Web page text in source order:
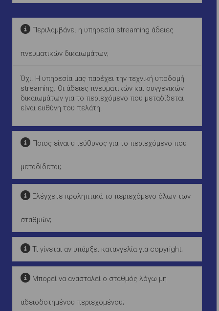
Περιλαμβάνει η υπηρεσία streaming άδειες
πνευματικών δικαιωμάτων;
Όχι. Η υπηρεσία μας παρέχει την τεχνική υποδομή
streaming. Οι άδειες πνευματικών και συγγενικών
δικαιωμάτων για το περιεχόμενο που μεταδίδεται
είναι ευθύνη του πελάτη.
Ποιος είναι υπεύθυνος για το περιεχόμενο που
μεταδίδεται;
Ελέγχετε προληπτικά το περιεχόμενο όλων των
σταθμών;
Τι γίνεται αν υπάρξει καταγγελία για copyright;
Μπορεί να ανασταλεί ο σταθμός λόγω μη
αδειοδοτημένου περιεχομένου;